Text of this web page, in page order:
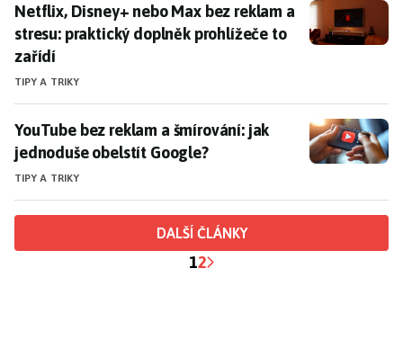
Netflix, Disney+ nebo Max bez reklam a stresu:
Netflix, Disney+ nebo Max bez reklam a
stresu: praktický doplněk prohlížeče to
zařídí
TIPY A TRIKY
YouTube bez reklam a šmírování: jak jednoduše
YouTube bez reklam a šmírování: jak
jednoduše obelstít Google?
TIPY A TRIKY
DALŠÍ ČLÁNKY
12